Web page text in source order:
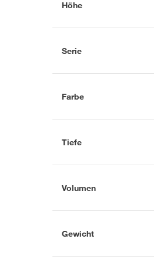
Höhe
Serie
Make & Take (13)
Farbe
Anthrazit (1)
Tiefe
Volumen
Gewicht